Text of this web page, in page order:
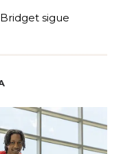
sigue